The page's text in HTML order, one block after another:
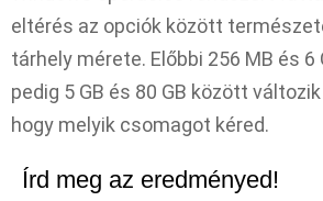
eltérés az opciók között
tárhely mérete. Előbbi 256 MB és 6
pedig 5 GB és 80 GB között
hogy melyik csomagot kéred.
Írd meg az eredményed!